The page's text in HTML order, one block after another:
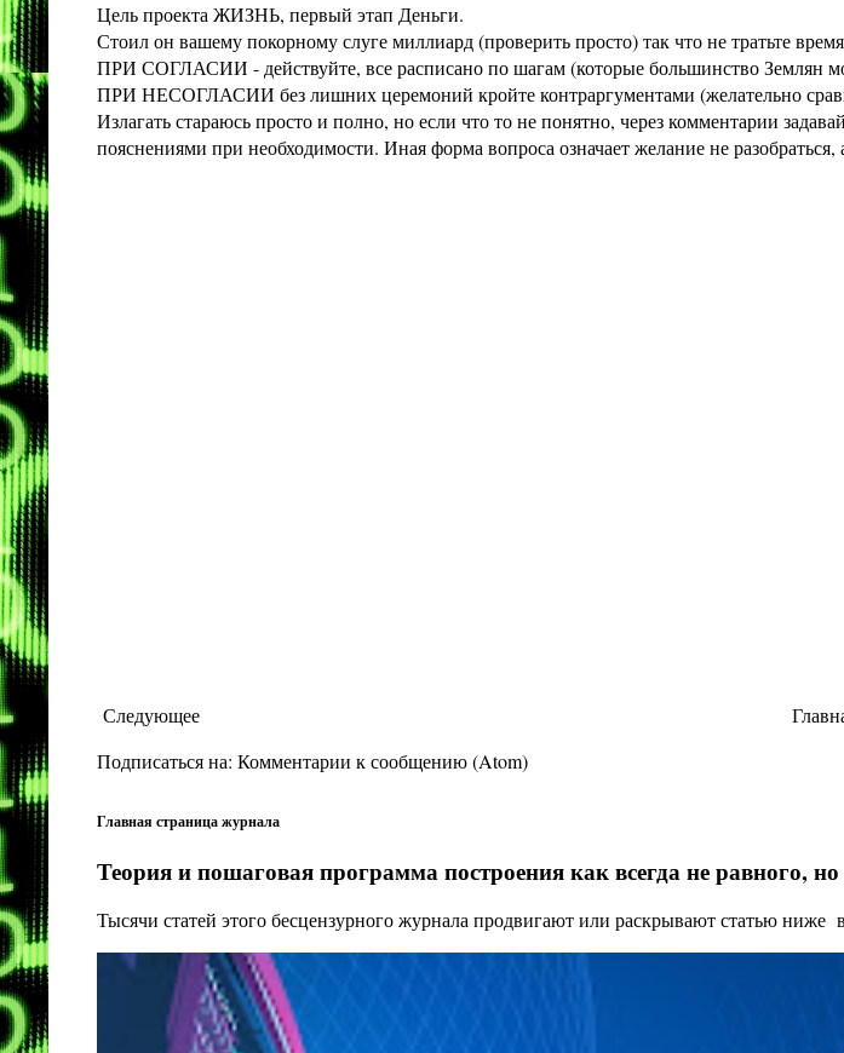
Цель проекта ЖИЗНЬ, первый этап Деньги.
Стоил он вашему покорному слуге миллиард (проверить просто) так что не тратьте
ПРИ СОГЛАСИИ - действуйте, все расписано по шагам (которые большинство Землян
ПРИ НЕСОГЛАСИИ без лишних церемоний кройте контраргументами (желательно
Излагать стараюсь просто и полно, но если что то не понятно, через комментарии
пояснениями при необходимости. Иная форма вопроса означает желание не
Следующее
Подписаться на: Комментарии к сообщению (Atom)
Главная страница журнала
Теория и пошаговая программа построения как всегда не равного,
Тысячи статей этого бесцензурного журнала продвигают или раскрывают статью